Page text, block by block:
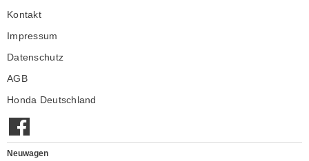
Unser Autohaus
Kontakt
Impressum
Datenschutz
AGB
Honda Deutschland
Neuwagen